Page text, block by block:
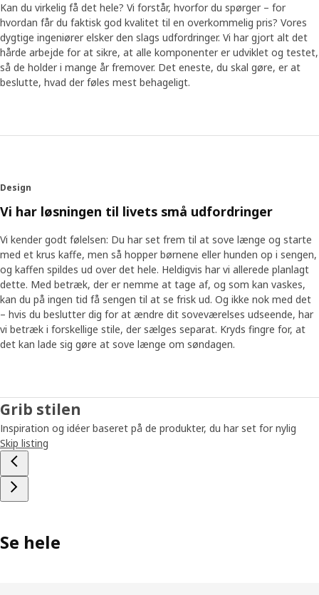
Kan du virkelig få det hele? Vi forstår, hvorfor du spørger – for
hvordan får du faktisk god kvalitet til en overkommelig pris? Vores
dygtige ingeniører elsker den slags udfordringer. Vi har gjort alt det
hårde arbejde for at sikre, at alle komponenter er udviklet og testet,
så de holder i mange år fremover. Det eneste, du skal gøre, er at
beslutte, hvad der føles mest behageligt.
Design
Vi har løsningen til livets små udfordringer
Vi kender godt følelsen: Du har set frem til at sove længe og starte
med et krus kaffe, men så hopper børnene eller hunden op i sengen,
og kaffen spildes ud over det hele. Heldigvis har vi allerede planlagt
dette. Med betræk, der er nemme at tage af, og som kan vaskes,
kan du på ingen tid få sengen til at se frisk ud. Og ikke nok med det
– hvis du beslutter dig for at ændre dit soveværelses udseende, har
vi betræk i forskellige stile, der sælges separat. Kryds fingre for, at
det kan lade sig gøre at sove længe om søndagen.
Grib stilen
Inspiration og idéer baseret på de produkter, du har set for nylig
Skip listing
Se hele